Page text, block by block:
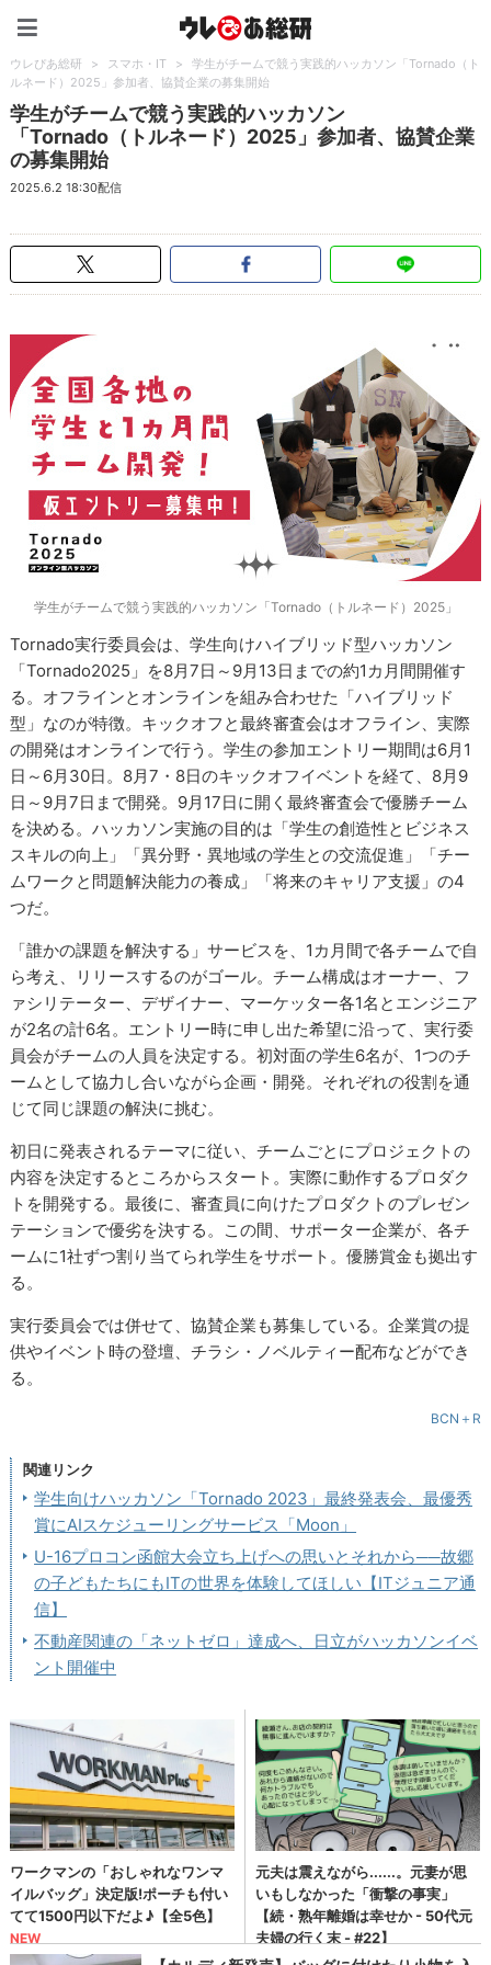
ウレぴあ総研 > スマホ・IT >
学生がチームで競う実践的ハッカソン「Tornado（ト
ルネード）2025」参加者、協賛企業の募集開始
学生がチームで競う実践的ハッカソン
「Tornado（トルネード）2025」参加者、協賛企業
の募集開始
2025.6.2 18:30配信
学生がチームで競う実践的ハッカソン「Tornado（トルネード）2025」
Tornado実行委員会は、学生向けハイブリッド型ハッカソン
「Tornado2025」を8月7日～9月13日までの約1カ月間開催す
る。オフラインとオンラインを組み合わせた「ハイブリッド
型」なのが特徴。キックオフと最終審査会はオフライン、実際
の開発はオンラインで行う。学生の参加エントリー期間は6月1
日～6月30日。8月7・8日のキックオフイベントを経て、8月9
日～9月7日まで開発。9月17日に開く最終審査会で優勝チーム
を決める。ハッカソン実施の目的は「学生の創造性とビジネス
スキルの向上」「異分野・異地域の学生との交流促進」「チー
ムワークと問題解決能力の養成」「将来のキャリア支援」の4
つだ。
「誰かの課題を解決する」サービスを、1カ月間で各チームで自
ら考え、リリースするのがゴール。チーム構成はオーナー、フ
ァシリテーター、デザイナー、マーケッター各1名とエンジニア
が2名の計6名。エントリー時に申し出た希望に沿って、実行委
員会がチームの人員を決定する。初対面の学生6名が、1つのチ
ームとして協力し合いながら企画・開発。それぞれの役割を通
じて同じ課題の解決に挑む。
初日に発表されるテーマに従い、チームごとにプロジェクトの
内容を決定するところからスタート。実際に動作するプロダク
トを開発する。最後に、審査員に向けたプロダクトのプレゼン
テーションで優劣を決する。この間、サポーター企業が、各チ
ームに1社ずつ割り当てられ学生をサポート。優勝賞金も拠出す
る。
実行委員会では併せて、協賛企業も募集している。企業賞の提
供やイベント時の登壇、チラシ・ノベルティー配布などができ
る。
BCN＋R
関連リンク
学生向けハッカソン「Tornado 2023」最終発表会、最優秀
賞にAIスケジューリングサービス「Moon」
U-16プロコン函館大会立ち上げへの思いとそれから──故郷
の子どもたちにもITの世界を体験してほしい【ITジュニア通
信】
不動産関連の「ネットゼロ」達成へ、日立がハッカソンイベ
ント開催中